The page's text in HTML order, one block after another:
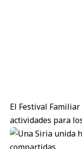
El Festival
actividades para